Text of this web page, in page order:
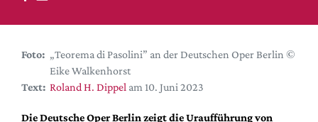
DdB-map
Premierensuche
Festival-Planer
Foto: „Teorema di Pasolini” an der Deutschen Oper Berlin ©
Eike Walkenhorst
Text: Roland H. Dippel am 10. Juni 2023
Die Deutsche Oper Berlin zeigt die Uraufführung von